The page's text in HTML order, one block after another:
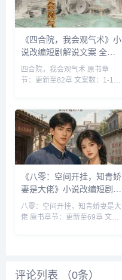
《四合院，我会观气术》小
说改编短剧解说文案 全网
独家下载
四合院，我会观气术 原书章
节：更新至82章 文案数：1-10
《八零：空间开挂，知青娇
妻是大佬》小说改编短剧解
说文案 全网独家下载
八零：空间开挂，知青娇妻是大
佬 原书章节：更新至69章 文案
评论列表 （0条）